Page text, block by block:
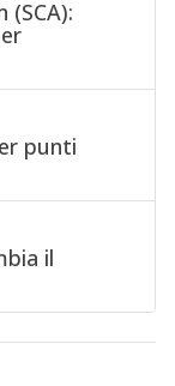
punti
il